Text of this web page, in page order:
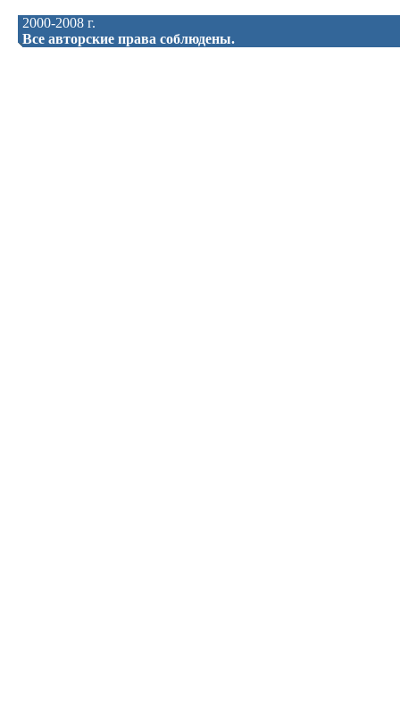
2000-2008 г.
Все авторские права соблюдены.